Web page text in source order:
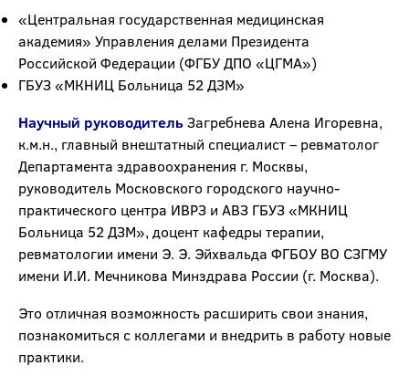
«Центральная государственная медицинская
академия» Управления делами Президента
Российской Федерации (ФГБУ ДПО «ЦГМА»)
ГБУЗ «МКНИЦ Больница 52 ДЗМ»
Научный руководительЗагребнева Алена Игоревна,
к.м.н., главный внештатный специалист – ревматолог
Департамента здравоохранения г. Москвы,
руководитель Московского городского научно-
практического центра ИВРЗ и АВЗ ГБУЗ «МКНИЦ
Больница 52 ДЗМ», доцент кафедры терапии,
ревматологии имени Э. Э. Эйхвальда ФГБОУ ВО СЗГМУ
имени И.И. Мечникова Минздрава России (г. Москва).
Это отличная возможность расширить свои знания,
познакомиться с коллегами и внедрить в работу новые
практики.